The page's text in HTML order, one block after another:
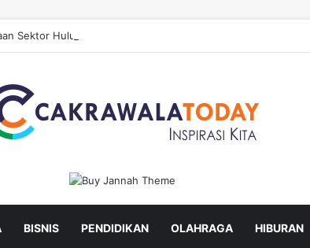
Sektor Hulu untuk Hilirisasi Sawit
BISNIS PENDIDIKAN OLAHRAGA HIBURAN